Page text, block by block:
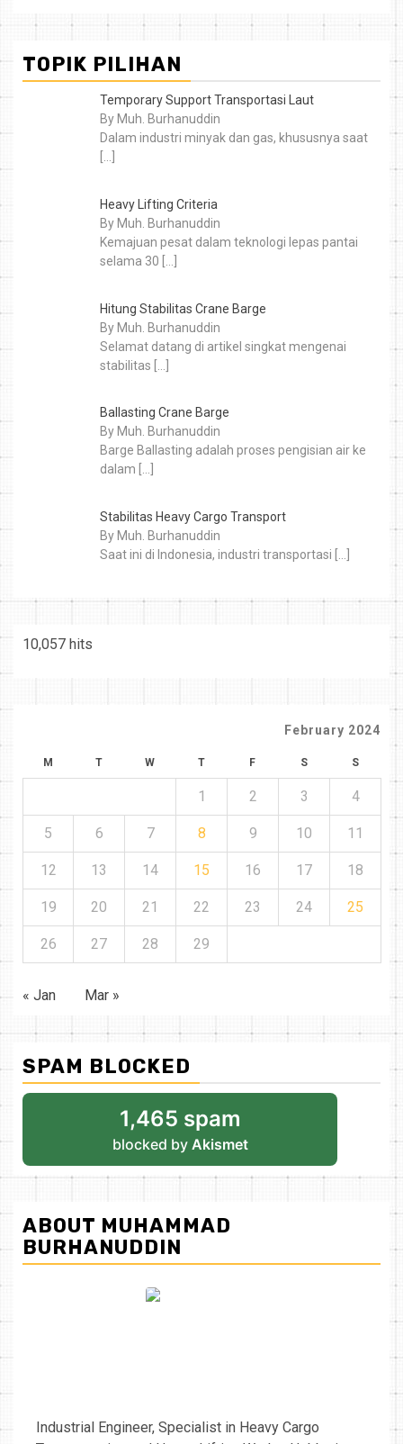
TOPIK PILIHAN
Temporary Support Transportasi Laut
By Muh. Burhanuddin
Dalam industri minyak dan gas, khususnya saat
Heavy Lifting Criteria
By Muh. Burhanuddin
Kemajuan pesat dalam teknologi lepas pantai
selama 30
Hitung Stabilitas Crane Barge
By Muh. Burhanuddin
Selamat datang di artikel singkat mengenai
stabilitas […]
Ballasting Crane Barge
By Muh. Burhanuddin
Barge Ballasting adalah proses pengisian air ke
dalam […]
Stabilitas Heavy Cargo Transport
By Muh. Burhanuddin
Saat ini di Indonesia, industri transportasi
10,057 hits
February 2024
M T W T F S S
1 2 3 4
5 6 7 8 9 10 11
12 13 14 15 16 17 18
19 20 21 22 23 24 25
26 27 28 29
« Jan Mar »
SPAM BLOCKED
1,465 spam
blocked by Akismet
ABOUT MUHAMMAD
BURHANUDDIN
Industrial Engineer, Specialist in Heavy Cargo